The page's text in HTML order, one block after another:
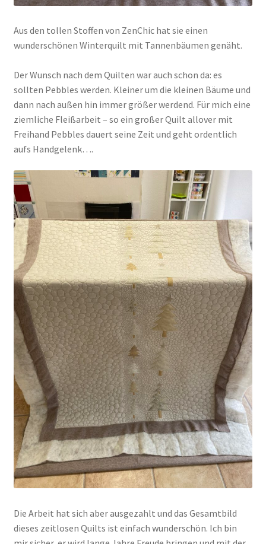
Aus den tollen Stoffen von ZenChic hat sie einen
wunderschönen Winterquilt mit Tannenbäumen genäht.
Der Wunsch nach dem Quilten war auch schon da: es
sollten Pebbles werden. Kleiner um die kleinen Bäume und
dann nach außen hin immer größer werdend. Für mich eine
ziemliche Fleißarbeit – so ein großer Quilt allover mit
Freihand Pebbles dauert seine Zeit und geht ordentlich
aufs Handgelenk….
Die Arbeit hat sich aber ausgezahlt und das Gesamtbild
dieses zeitlosen Quilts ist einfach wunderschön. Ich bin